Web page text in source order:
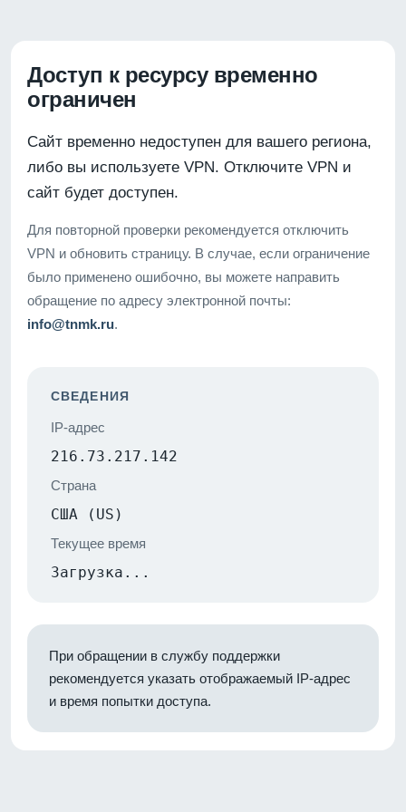
Доступ к ресурсу временно
ограничен
Сайт временно недоступен для вашего региона,
либо вы используете VPN. Отключите VPN и
сайт будет доступен.
Для повторной проверки рекомендуется отключить
VPN и обновить страницу. В случае, если ограничение
было применено ошибочно, вы можете направить
обращение по адресу электронной почты:
info@tnmk.ru.
СВЕДЕНИЯ
IP-адрес
216.73.217.142
Страна
США (US)
Текущее время
Загрузка...
При обращении в службу поддержки
рекомендуется указать отображаемый IP-адрес
и время попытки доступа.